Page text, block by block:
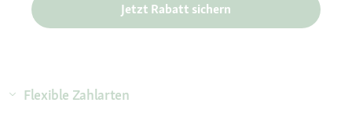
Jetzt Rabatt sichern
Flexible Zahlarten